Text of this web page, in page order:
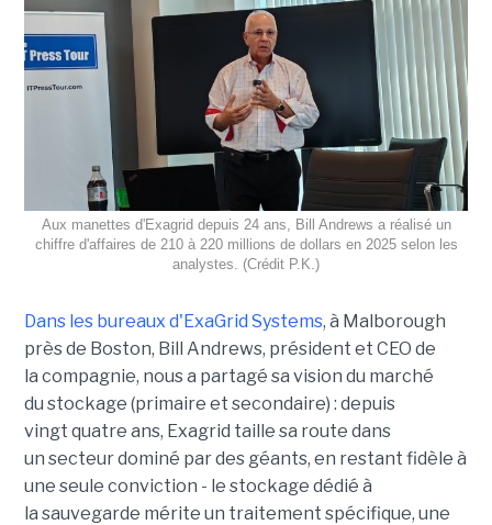
Aux manettes d'Exagrid depuis 24 ans, Bill Andrews a réalisé un
chiffre d'affaires de 210 à 220 millions de dollars en 2025 selon les
analystes. (Crédit P.K.)
Dans les bureaux d'ExaGrid Systems, à Malborough
près de Boston, Bill Andrews, président et CEO de
la compagnie, nous a partagé sa vision du marché
du stockage (primaire et secondaire) : depuis
vingt quatre ans, Exagrid taille sa route dans
un secteur dominé par des géants, en restant fidèle à
une seule conviction - le stockage dédié à
la sauvegarde mérite un traitement spécifique, une